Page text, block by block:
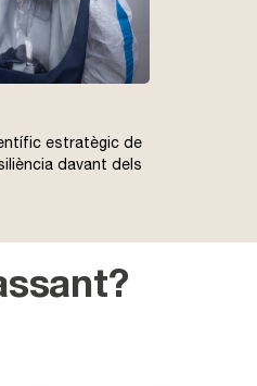
estratègic de
davant dels